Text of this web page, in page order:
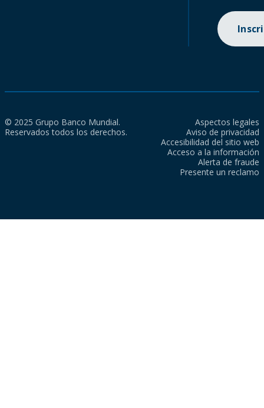
© 2025 Grupo Banco Mundial.
Reservados todos los derechos.
Aspectos legales
Aviso de privacidad
Accesibilidad del sitio web
Acceso a la información
Alerta de fraude
Presente un reclamo